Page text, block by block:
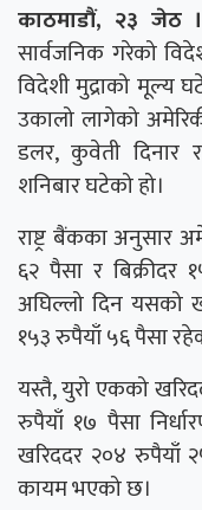
काठमाडौं, २३ जेठ ।
सार्वजनिक गरेको
विदेशी मुद्राको मूल्य
उकालो लागेको
डलर, कुवेती दिनार
शनिबार घटेको हो।
राष्ट्र बैंकका अनुसार
६२ पैसा र
अघिल्लो दिन यसको
१५३ रुपैयाँ ५६ पैसा
यस्तै, युरो एकको
रुपैयाँ १७ पैसा
खरिददर २०४ रुपैयाँ
कायम भएको छ।